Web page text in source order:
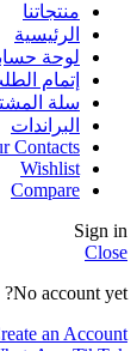
منتجاتنا
الرئيسية
لوحة
إتمام
سلة
البراندات
Contacts
Wishlist
Compare
Sign in
Close
No account yet?
an Account